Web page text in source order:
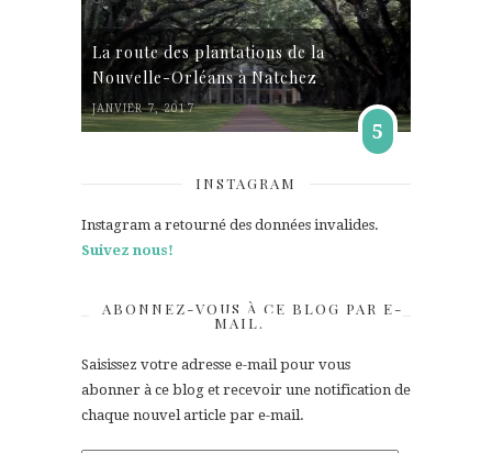
La route des plantations de la
Nouvelle-Orléans à Natchez
JANVIER 7, 2017
5
INSTAGRAM
Instagram a retourné des données invalides.
Suivez nous!
ABONNEZ-VOUS À CE BLOG PAR E-
MAIL.
Saisissez votre adresse e-mail pour vous
abonner à ce blog et recevoir une notification de
chaque nouvel article par e-mail.